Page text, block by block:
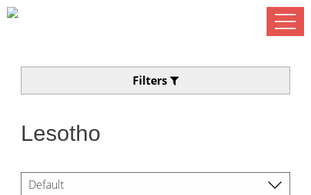
Filters
Lesotho